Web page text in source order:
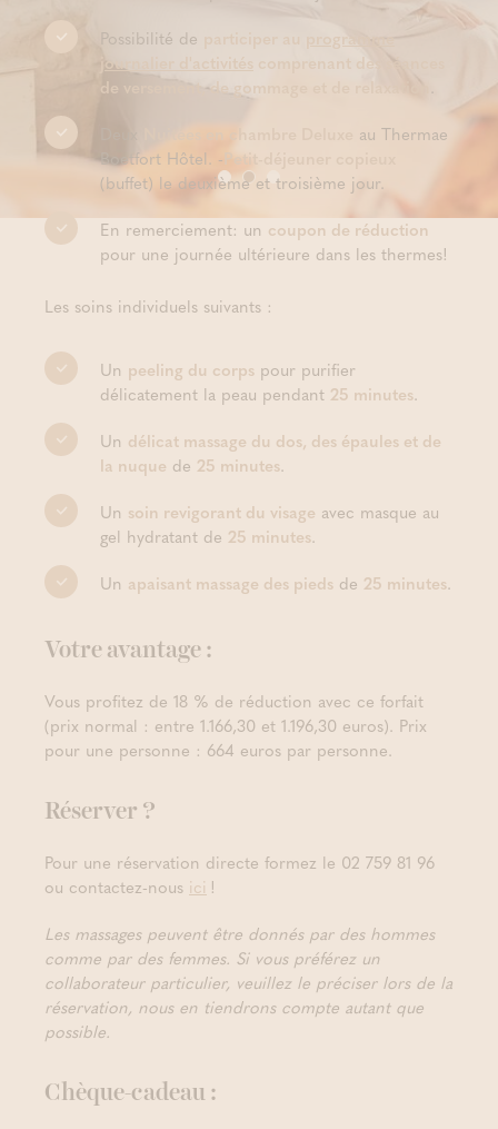
Possibilité de
programme
journalier d'activités
comprenant des séances
de versement, de gommage et de relaxation .
au Thermae
Boetfort Hôtel. - Petit-déjeuner copieux
(buffet) le deuxième et troisième jour.
En remerciement: un coupon de réduction
pour une journée ultérieure dans les thermes!
Les soins individuels suivants :
Un peeling du corps pour purifier
délicatement la peau pendant 25 minutes.
Un délicat massage du dos, des épaules et de
la nuque de 25 minutes.
Un soin revigorant du visage avec masque au
gel hydratant de 25 minutes.
Un apaisant massage des pieds de 25 minutes.
Votre avantage :
Vous profitez de 18 % de réduction avec ce forfait
(prix normal : entre 1.166,30 et 1.196,30 euros). Prix
pour une personne : 664 euros par personne.
Réserver ?
Pour une réservation directe formez le 02 759 81 96
ou contactez-nous ici !
Les massages peuvent être donnés par des hommes
comme par des femmes. Si vous préférez un
collaborateur particulier, veuillez le préciser lors de la
réservation, nous en tiendrons compte autant que
possible.
Chèque-cadeau :